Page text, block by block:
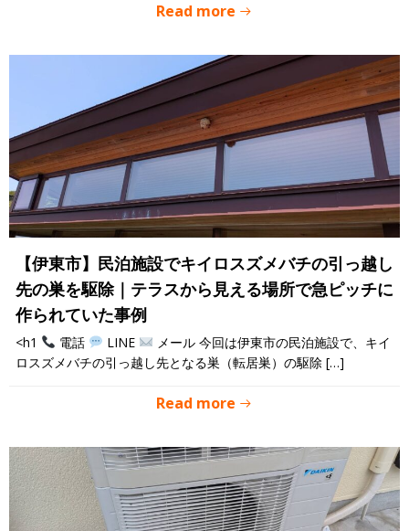
Read more
【伊東市】民泊施設でキイロスズメバチの引っ越し
先の巣を駆除｜テラスから見える場所で急ピッチに
作られていた事例
<h1 電話 LINE
メール 今回は伊東市の民泊施設で、キイ
ロスズメバチの引っ越し先となる巣（転居巣）の駆除 […]
Read more